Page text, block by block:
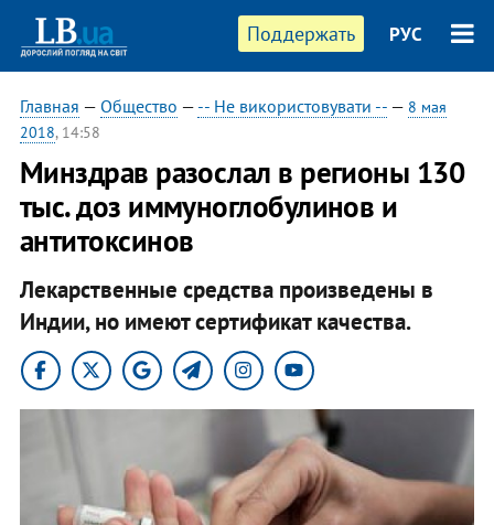
Поддержать РУС
Главная — Общество — -- Не використовувати --— 8 мая
2018, 14:58
Минздрав разослал в регионы 130
тыс. доз иммуноглобулинов и
антитоксинов
Лекарственные средства произведены в
Индии, но имеют сертификат качества.